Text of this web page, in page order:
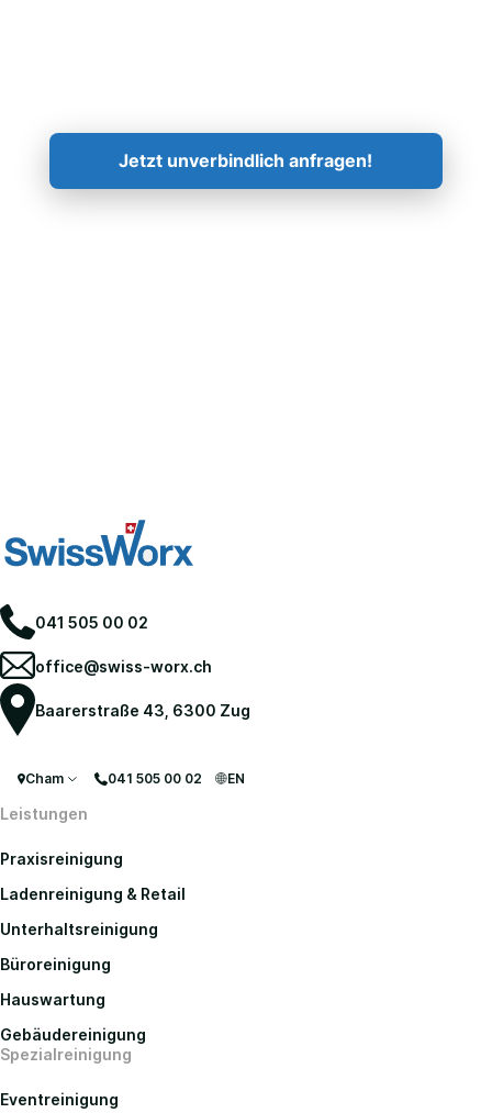
Jetzt unverbindlich anfragen!
041 505 00 02
office@swiss-worx.ch
Baarerstraße 43, 6300 Zug
Cham 041 505 00 02 EN
Leistungen
Praxisreinigung
Ladenreinigung & Retail
Unterhaltsreinigung
Büroreinigung
Hauswartung
Gebäudereinigung
Spezialreinigung
Eventreinigung